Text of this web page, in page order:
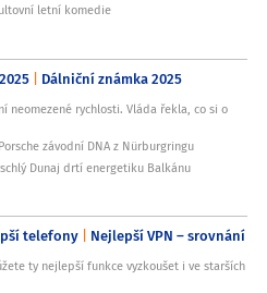
letní komedie
Dálniční známka 2025
neomezené rychlosti. Vláda řekla, co si o
závodní DNA z Nürburgringu
Dunaj drtí energetiku Balkánu
telefony Nejlepší VPN – srovnání
ty nejlepší funkce vyzkoušet i ve starších